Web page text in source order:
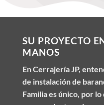
SU PROYECTO
MANOS
En Cerrajería JP,
de instalación de
Familia es único, por